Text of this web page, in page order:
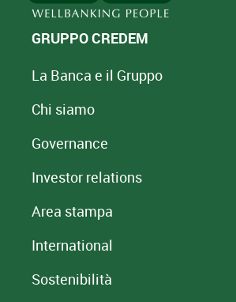
GRUPPO CREDEM
La Banca e il Gruppo
Chi siamo
Governance
Investor relations
Area stampa
International
Sostenibilità